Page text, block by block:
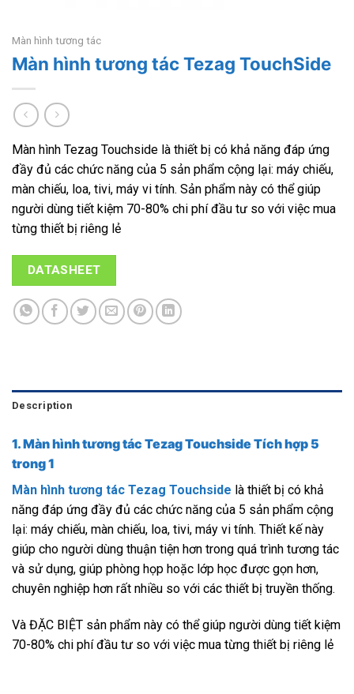
Màn hình tương tác
Màn hình tương tác Tezag TouchSide
Màn hình Tezag Touchside là thiết bị có khả năng đáp ứng
đầy đủ các chức năng của 5 sản phẩm cộng lại: máy chiếu,
màn chiếu, loa, tivi, máy vi tính. Sản phẩm này có thể giúp
người dùng tiết kiệm 70-80% chi phí đầu tư so với việc mua
từng thiết bị riêng lẻ
DATASHEET
Description
1.Màn hình tương tác Tezag TouchsideTích hợp 5
trong 1
Màn hình tương tác Tezag Touchside là thiết bị có khả
năng đáp ứng đầy đủ các chức năng của 5 sản phẩm cộng
lại: máy chiếu, màn chiếu, loa, tivi, máy vi tính. Thiết kế này
giúp cho người dùng thuận tiện hơn trong quá trình tương tác
và sử dụng, giúp phòng họp hoặc lớp học được gọn hơn,
chuyên nghiệp hơn rất nhiều so với các thiết bị truyền thống.
Và ĐẶC BIỆT sản phẩm này có thể giúp người dùng tiết kiệm
70-80% chi phí đầu tư so với việc mua từng thiết bị riêng lẻ